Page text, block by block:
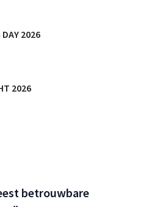
DAY 2026
2026
betrouwbare